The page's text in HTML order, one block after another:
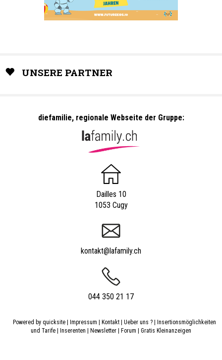
UNSERE PARTNER
diefamilie, regionale Webseite der Gruppe:
Dailles 10
1053 Cugy
kontakt@lafamily.ch
044 350 21 17
Powered by quicksite | Impressum | Kontakt| Ueber uns ?| Insertionsmöglichkeiten
und Tarife | Inserenten | Newsletter | Forum | Gratis Kleinanzeigen